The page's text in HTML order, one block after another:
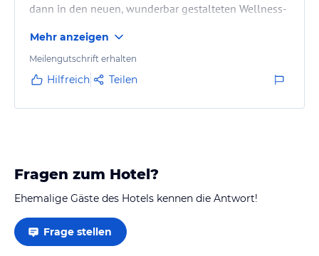
dann in den neuen, wunderbar gestalteten Wellness-
· Das Berghotel ist sicher nichts für Ruhesuchende, da
die Bässe der Apres-Ski Bar von morgens nach dem
Frühstück bis kurz vor dem Abendessen "blasen". Auch
sicherstellen, das Sie eines der neuen Zimmer mit
Mehr anzeigen
Meilengutschrift erhalten
Hilfreich Teilen
Fragen zum Hotel?
Ehemalige Gäste des Hotels kennen die Antwort!
Frage stellen